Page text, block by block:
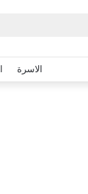
الاسرة